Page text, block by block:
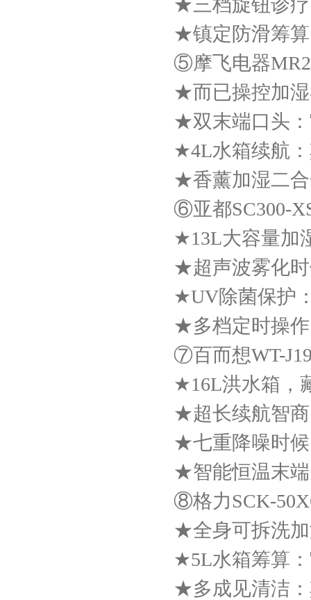
★镇定防滑筹算
⑤摩飞电器
★而已操控加
★双末端口头：
★4L水箱续航
★香薰加湿二合
⑥亚都SC300-
★13L大容量加
★超声波雾化时
★UV除菌保护
★多档定时操作
⑦百而想WT-
★16L洪水箱，
★超长续航智商
★七重降噪时候
★智能恒温末端
⑧格力SCK-
★全身可拆洗
★5L水箱筹算
★多成见清洁：